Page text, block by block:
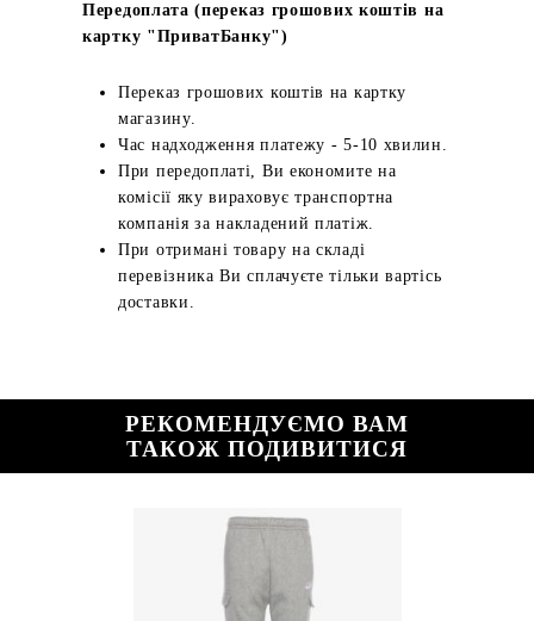
Передоплата (переказ грошових коштів на
картку "ПриватБанку")
Переказ грошових коштів на картку
магазину.
Час надходження платежу - 5-10 хвилин.
При передоплаті, Ви економите на
комісії яку вираховує транспортна
компанія за накладений платіж.
При отримані товару на складі
перевізника Ви сплачуєте тільки вартісь
доставки.
РЕКОМЕНДУЄМО ВАМ
ТАКОЖ ПОДИВИТИСЯ